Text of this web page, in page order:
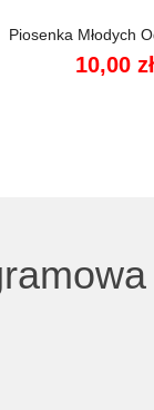
Piosenka Młodych
10,00 zł
Szybki